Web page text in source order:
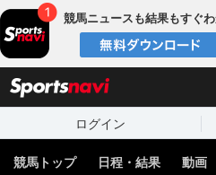
競馬ニュースも結果もすぐ
ログイン
競馬トップ 日程・結果 動画